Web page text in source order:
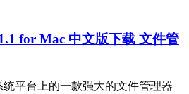
for Mac 中文版下载 文件管
统平台上的一款强大的文件管理器